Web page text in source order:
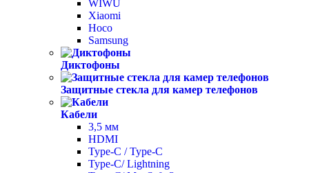
WIWU
Xiaomi
Hoco
Samsung
Диктофоны
Защитные стекла для камер телефонов
Кабели
3,5 мм
HDMI
Type-C / Type-C
Type-C/ Lightning